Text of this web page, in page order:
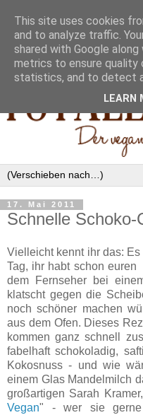
17. Mai 2011
Schnelle Schoko-
Vielleicht kennt ihr das:
Tag, ihr habt schon
dem Fernseher bei
klatscht gegen die
noch schöner machen
aus dem Ofen. Dieses
kommen ganz schnell
fabelhaft schokoladig,
Kokosnuss - und wie
einem Glas Mandelmilch
großartigen Sarah
Vegan" - wer sie gerne
This site uses cookies
and to analyze traffic.
shared with Google
metrics to ensure quality
statistics, and to detect
LEARN